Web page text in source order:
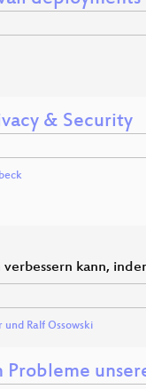
& Security
kann,
Ralf Ossowski